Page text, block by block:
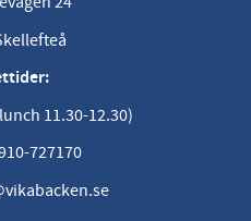
11.30-12.30)
727170